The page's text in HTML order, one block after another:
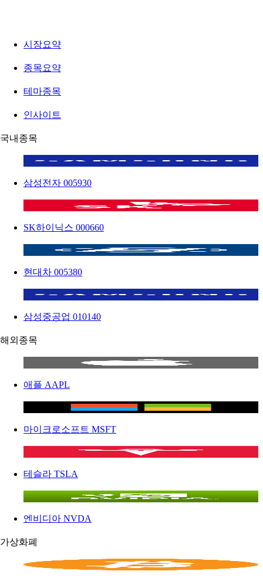
시장요약
종목요약
테마종목
인사이트
국내종목
삼성전자 005930
SK하이닉스 000660
현대차 005380
삼성중공업 010140
해외종목
애플 AAPL
마이크로소프트 MSFT
테슬라 TSLA
엔비디아 NVDA
가상화폐